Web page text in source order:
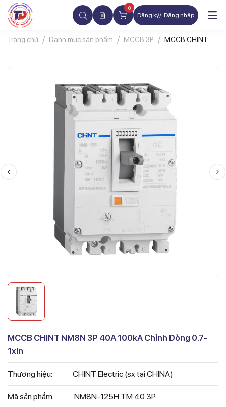
0
Đăng ký Đăng nhập
Trang chủ Danh mục sản phẩm MCCB 3P
MCCB CHINT
MCCB CHINT NM8N 3P 40A 100kA Chỉnh Dòng 0.7-
1xIn
Thương hiệu: CHINT Electric (sx tại CHINA)
Mã sản phẩm: NM8N-125H TM 40 3P